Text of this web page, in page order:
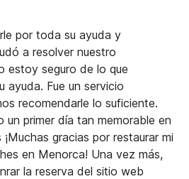
por toda su ayuda y
a resolver nuestro
estoy seguro de lo que
ayuda. Fue un servicio
recomendarle lo suficiente.
un primer día tan memorable en
gracias por restaurar mi
en Menorca! Una vez más,
la reserva del sitio web